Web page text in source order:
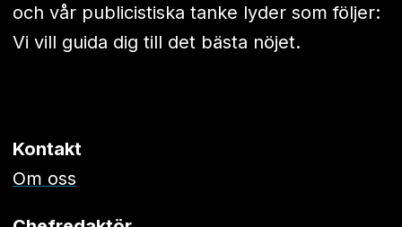
och vår publicistiska tanke lyder som följer:
Vi vill guida dig till det bästa nöjet.
Kontakt
Om oss